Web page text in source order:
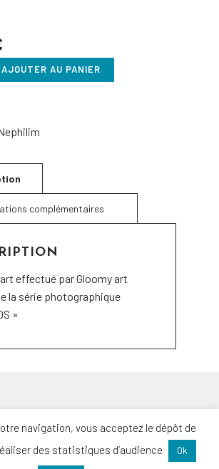
AJOUTER AU PANIER
effectué par Gloomy art
la série photographique
»
PHOTO
navigation, vous acceptez le dépôt de
des statistiques d’audience
Ok